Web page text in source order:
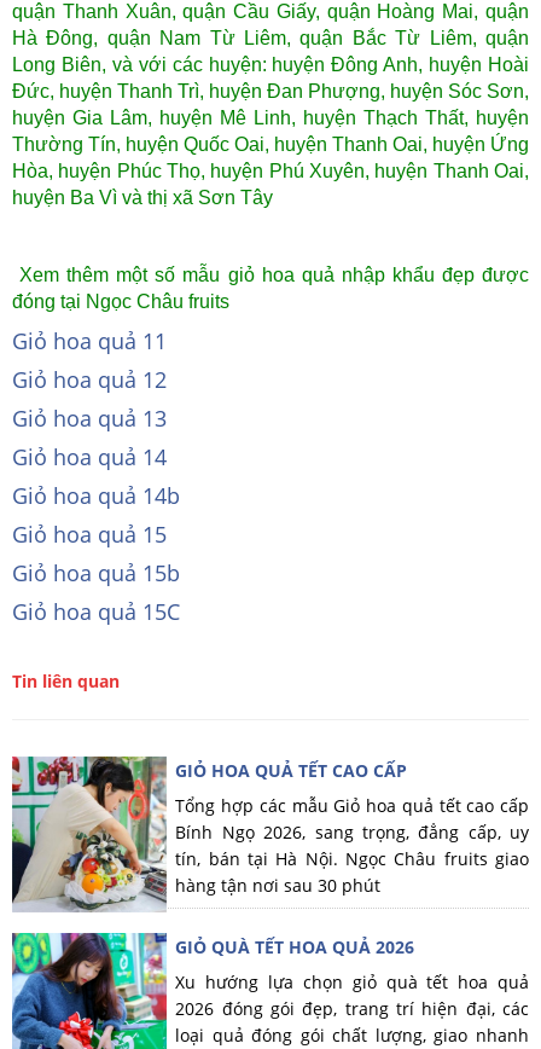
quận Thanh Xuân, quận Cầu Giấy, quận Hoàng Mai, quận
Hà Đông, quận Nam Từ Liêm, quận Bắc Từ Liêm, quận
Long Biên, và với các huyện: huyện Đông Anh, huyện Hoài
Đức, huyện Thanh Trì, huyện Đan Phượng, huyện Sóc Sơn,
huyện Gia Lâm, huyện Mê Linh, huyện Thạch Thất, huyện
Thường Tín, huyện Quốc Oai, huyện Thanh Oai, huyện Ứng
Hòa, huyện Phúc Thọ, huyện Phú Xuyên, huyện Thanh Oai,
huyện Ba Vì và thị xã Sơn Tây
Xem thêm một số mẫu giỏ hoa quả nhập khẩu đẹp được
đóng tại Ngọc Châu fruits
Giỏ hoa quả 11
Giỏ hoa quả 12
Giỏ hoa quả 13
Giỏ hoa quả 14
Giỏ hoa quả 14b
Giỏ hoa quả 15
Giỏ hoa quả 15b
Giỏ hoa quả 15C
Tin liên quan
GIỎ HOA QUẢ TẾT CAO CẤP
Tổng hợp các mẫu Giỏ hoa quả tết cao cấp
Bính Ngọ 2026, sang trọng, đẳng cấp, uy
tín, bán tại Hà Nội. Ngọc Châu fruits giao
hàng tận nơi sau 30 phút
GIỎ QUÀ TẾT HOA QUẢ 2026
Xu hướng lựa chọn giỏ quà tết hoa quả
2026 đóng gói đẹp, trang trí hiện đại, các
loại quả đóng gói chất lượng, giao nhanh